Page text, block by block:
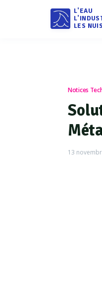
L'EAU
LES
Notices
13